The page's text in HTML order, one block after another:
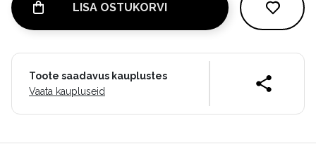
LISA OSTUKORVI
Toote saadavus kauplustes
Vaata kaupluseid